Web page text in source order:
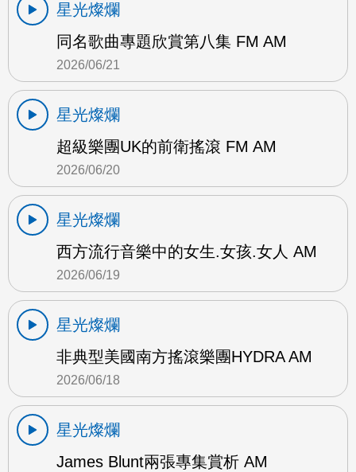
星光燦爛
同名歌曲專題欣賞第八集 FM AM
2026/06/21
星光燦爛
超級樂團UK的前衛搖滾 FM AM
2026/06/20
星光燦爛
西方流行音樂中的女生.女孩.女人 AM
2026/06/19
星光燦爛
非典型美國南方搖滾樂團HYDRA AM
2026/06/18
星光燦爛
James Blunt兩張專集賞析 AM